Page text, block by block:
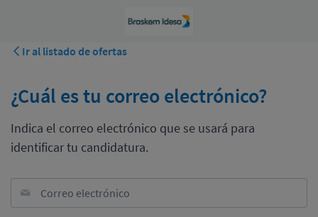
Ir al listado de ofertas
¿Cuál es tu correo electrónico?
Indica el correo electrónico que se usará para
identificar tu candidatura.
Correo electrónico